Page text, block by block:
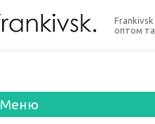
оптом